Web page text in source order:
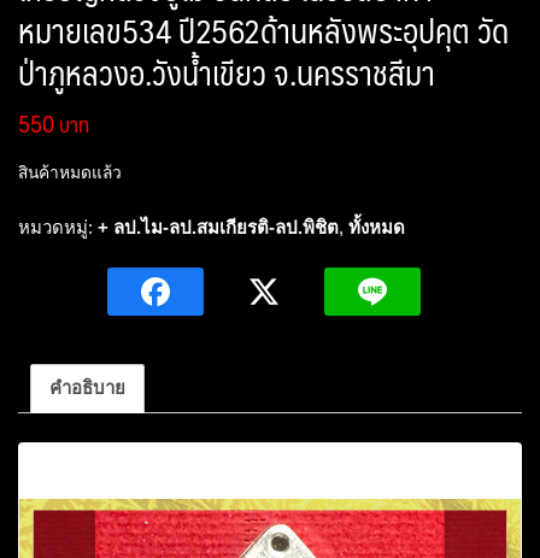
หมายเลข534 ปี2562ด้านหลังพระอุปคุต วัด
ป่าภูหลวงอ.วังน้ำเขียว จ.นครราชสีมา
550
สินค้าหมดแล้ว
หมวดหมู่: + ลป.ไม-ลป.สมเกียรติ-ลป.พิชิต, ทั้งหมด
คำอธิบาย